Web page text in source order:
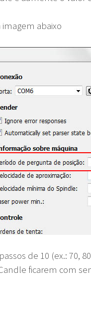
abaixo
de 10 (ex.: 70,
ficarem com